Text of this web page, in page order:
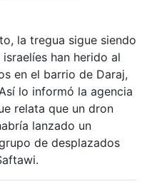
la tregua sigue siendo
han herido al
en el barrio de Daraj,
lo informó la agencia
relata que un dron
lanzado un
de desplazados